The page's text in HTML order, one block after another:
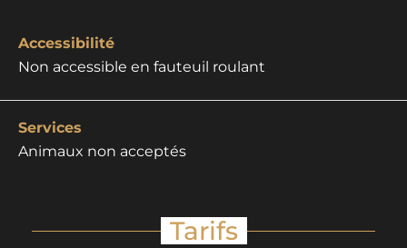
Accessibilité
Non accessible en fauteuil roulant
Services
Animaux non acceptés
Tarifs